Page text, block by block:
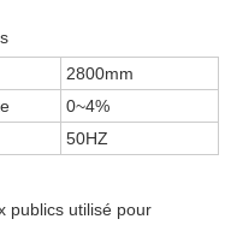
2800mm
0~4%
50HZ
publics utilisé pour